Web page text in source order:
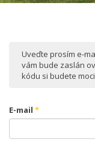
Uveďte prosím e-
vám bude zaslán
kódu si budete
E-mail *